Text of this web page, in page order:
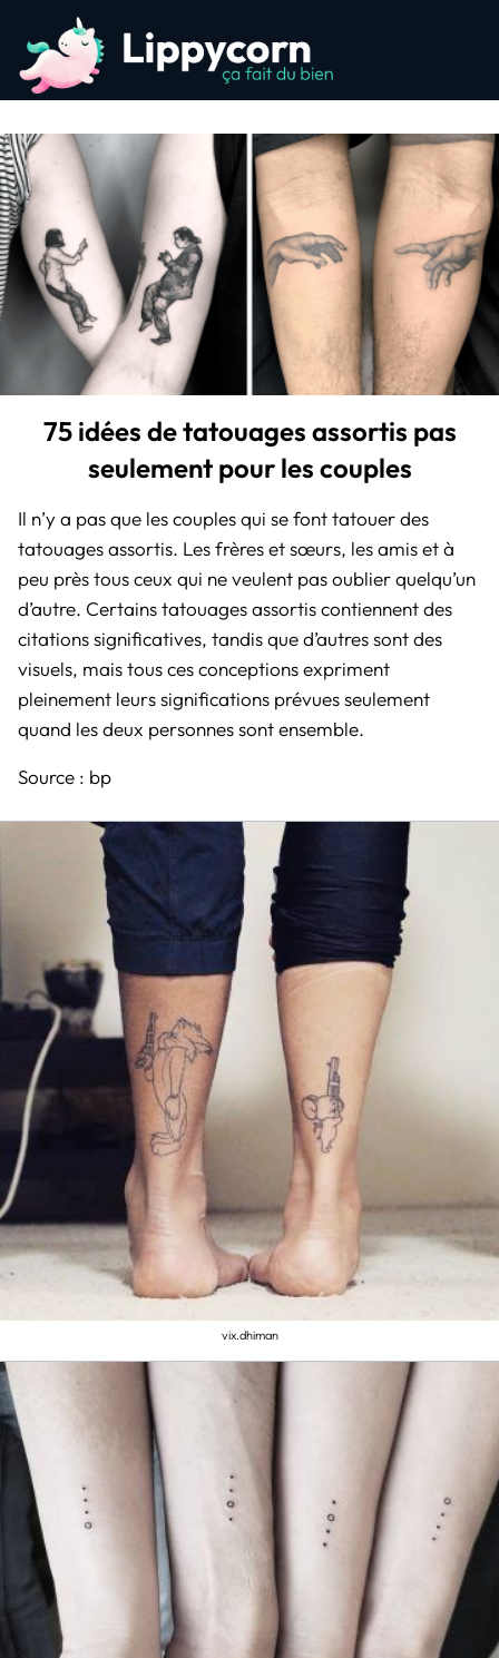
75 idées de tatouages assortis pas
seulement pour les couples
Il n’y a pas que les couples qui se font tatouer des
tatouages assortis. Les frères et sœurs, les amis et à
peu près tous ceux qui ne veulent pas oublier quelqu’un
d’autre. Certains tatouages assortis contiennent des
citations significatives, tandis que d’autres sont des
visuels, mais tous ces conceptions expriment
pleinement leurs significations prévues seulement
quand les deux personnes sont ensemble.
Source : bp
vix.dhiman